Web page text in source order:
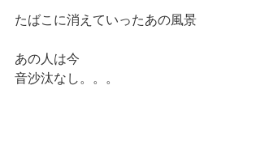
たばこに消えていったあの風景
あの人は今
音沙汰なし。。。